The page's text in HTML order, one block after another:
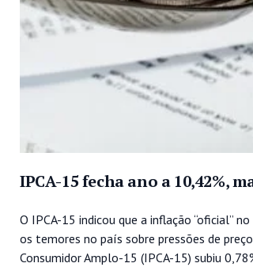
IPCA-15 fecha ano a 10,42%,
O IPCA-15 indicou que a inflação “oficial”
os temores no país sobre pressões de
Consumidor Amplo-15 (IPCA-15) subiu